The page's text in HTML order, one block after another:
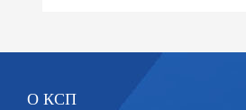
О КСП